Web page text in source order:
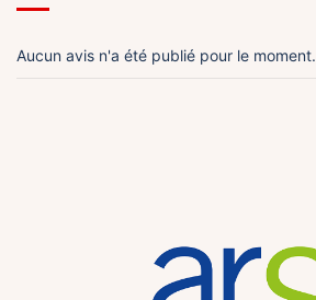
Aucun avis n'a été publié pour le moment.